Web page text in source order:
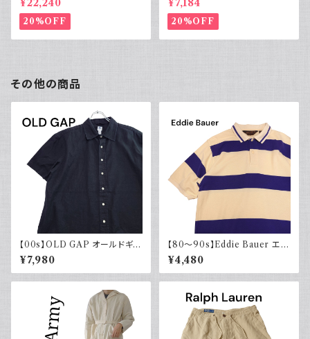
¥22,240
20%OFF
ット XL
¥7,184
20%OFF
その他の商品
【00s】OLD GAP オールドギャ
ップ コットンリネンシャツ ブラッ
ク 黒 古着 半袖
¥7,980
【80～90s】Eddie Bauer エデ
ィバウアー ポロシャツ 太ボーダ
ー 黒タグ
¥4,480